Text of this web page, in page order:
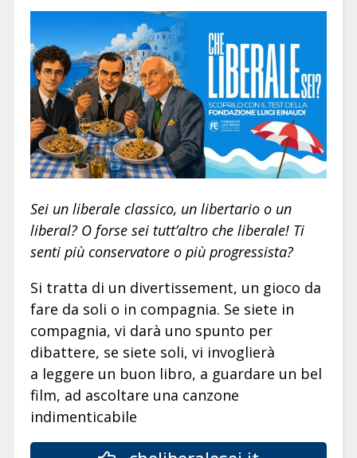
Sei un liberale classico, un libertario o un
liberal? O forse sei tutt’altro che liberale! Ti
senti più conservatore o più progressista?
Si tratta di un divertissement, un gioco da
fare da soli o in compagnia. Se siete in
compagnia, vi darà uno spunto per
dibattere, se siete soli, vi invoglierà
a leggere un buon libro, a guardare un bel
film, ad ascoltare una canzone
indimenticabile